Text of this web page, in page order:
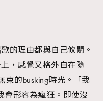
的理由都與自己攸關。
，感覺又格外自在隨
束的busking時光。「我
會形容為瘋狂。即使沒